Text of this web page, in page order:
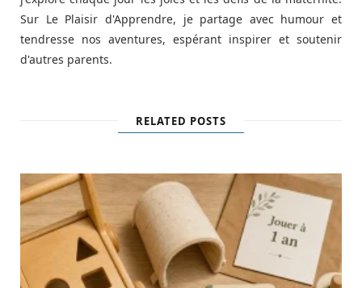
Sur Le Plaisir d'Apprendre, je partage avec humour et
tendresse nos aventures, espérant inspirer et soutenir
d'autres parents.
RELATED POSTS